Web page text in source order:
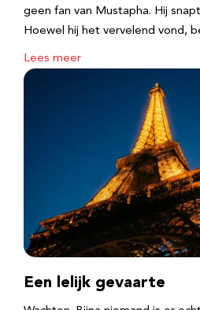
geen fan van Mustapha. Hij
Hoewel hij het vervelend vond,
Lees meer
Een lelijk gevaarte